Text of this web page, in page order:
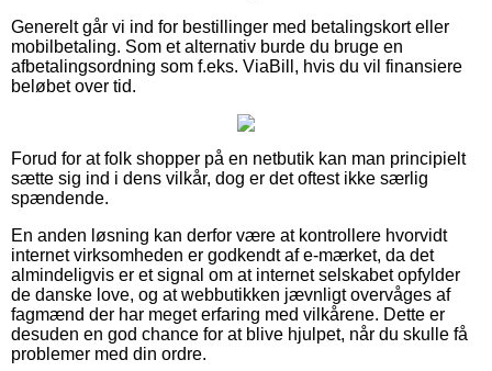
Generelt går vi ind for bestillinger med betalingskort eller
mobilbetaling. Som et alternativ burde du bruge en
afbetalingsordning som f.eks. ViaBill, hvis du vil finansiere
beløbet over tid.
Forud for at folk shopper på en netbutik kan man principielt
sætte sig ind i dens vilkår, dog er det oftest ikke særlig
spændende.
En anden løsning kan derfor være at kontrollere hvorvidt
internet virksomheden er godkendt af e-mærket, da det
almindeligvis er et signal om at internet selskabet opfylder
de danske love, og at webbutikken jævnligt overvåges af
fagmænd der har meget erfaring med vilkårene. Dette er
desuden en god chance for at blive hjulpet, når du skulle få
problemer med din ordre.